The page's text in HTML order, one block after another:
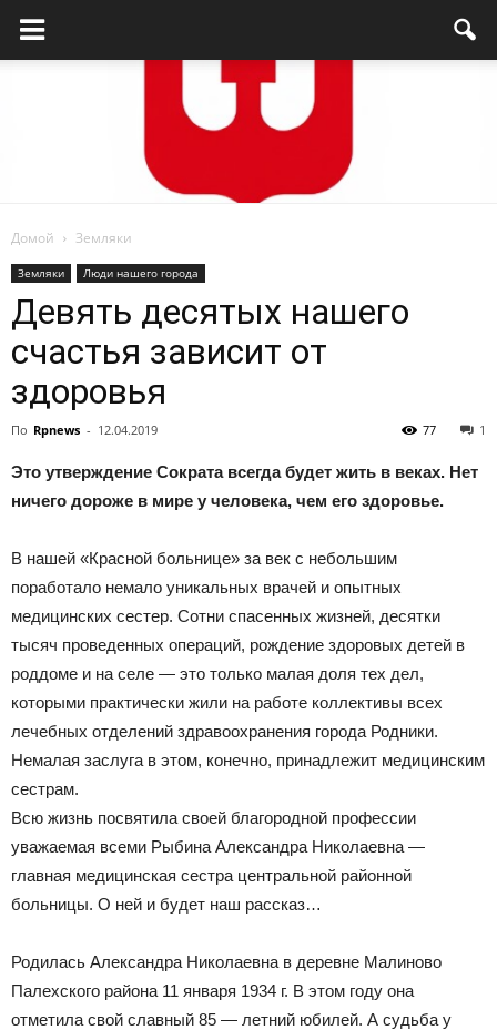
проспект
Официальный
сайт
Домой Земляки
Земляки Люди нашего города
Девять десятых нашего
счастья зависит от
здоровья
По Rpnews - 12.04.2019 1
77
Это утверждение Сократа всегда будет жить в веках. Нет
ничего дороже в мире у человека, чем его здоровье.
В нашей «Красной больнице» за век с небольшим
поработало немало уникальных врачей и опытных
медицинских сестер. Сотни спасенных жизней, десятки
тысяч проведенных операций, рождение здоровых детей в
роддоме и на селе — это только малая доля тех дел,
которыми практически жили на работе коллективы всех
лечебных отделений здравоохранения города Родники.
Немалая заслуга в этом, конечно, принадлежит медицинским
сестрам.
Всю жизнь посвятила своей благородной профессии
уважаемая всеми Рыбина Александра Николаевна —
главная медицинская сестра центральной районной
больницы. О ней и будет наш рассказ…
Родилась Александра Николаевна в деревне Малиново
Палехского района 11 января 1934 г. В этом году она
отметила свой славный 85 — летний юбилей. А судьба у